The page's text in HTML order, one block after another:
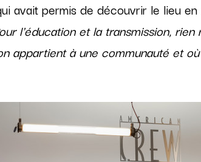
avait permis de découvrir le lieu
l'éducation et la transmission,
appartient à une communauté et